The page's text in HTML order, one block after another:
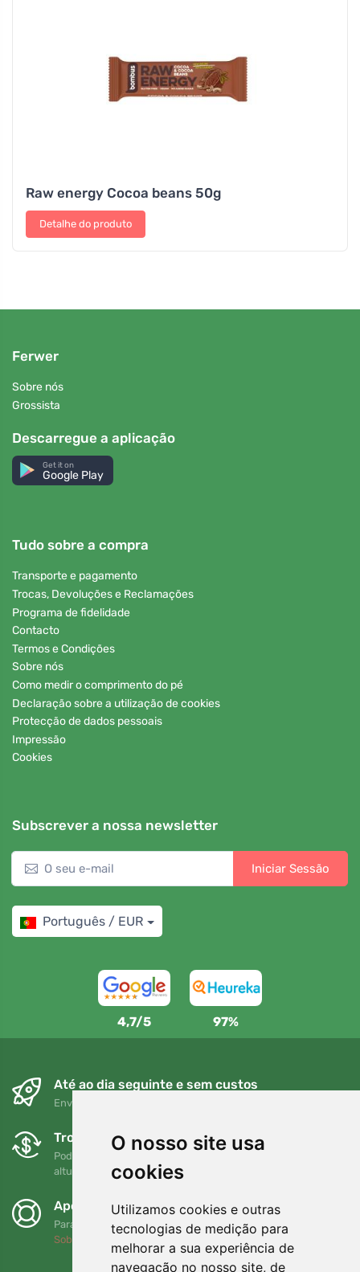
O nosso site usa
cookies
Utilizamos cookies e outras
tecnologias de medição para
melhorar a sua experiência de
navegação no nosso site, de
Raw energy Cocoa beans 50g
Detalhe do produto
Ferwer
Sobre nós
Grossista
Descarregue a aplicação
Get it on
Google Play
Tudo sobre a compra
Transporte e pagamento
Trocas, Devoluções e Reclamações
Programa de fidelidade
Contacto
Termos e Condições
Sobre nós
Como medir o comprimento do pé
Declaração sobre a utilização de cookies
Protecção de dados pessoais
Impressão
Cookies
Subscrever a nossa newsletter
Iniciar Sessão
Português / EUR
4,7/5 97%
Até ao dia seguinte e sem custos
Envio gratuito para encomendas superiores a 80 EUR
Trocas e devoluções gratuitas
Pode devolver ou trocar a sua encomenda em qualquer
altura no prazo de 90 dias
Apoiamos a Trees.org
Para cada encomenda plantamos uma árvore! Leia mais
Sobre nós